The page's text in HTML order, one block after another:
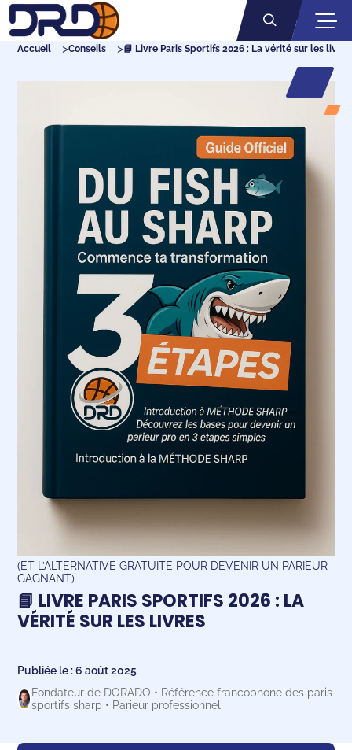
Ouvrir la
Accueil Conseils 📘 Livre Paris Sportifs 2026 : La vérité sur les livres
(ET L’ALTERNATIVE GRATUITE POUR DEVENIR UN PARIEUR
GAGNANT)
📘 LIVRE PARIS SPORTIFS 2026 : LA
VÉRITÉ SUR LES LIVRES
Publiée le : 6 août 2025
Fondateur de DORADO • Référence francophone des paris
sportifs sharp • Parieur professionnel